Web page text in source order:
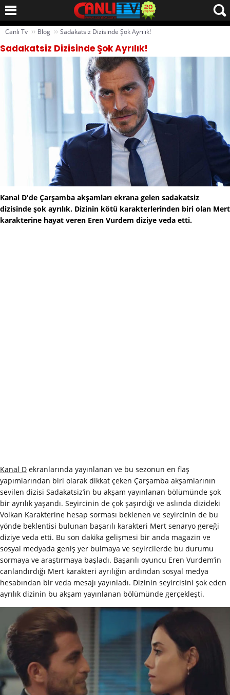
Canlı Tv ›› Blog ›› Sadakatsiz Dizisinde Şok Ayrılık!
Sadakatsiz Dizisinde Şok Ayrılık!
Kanal D'de Çarşamba akşamları ekrana gelen sadakatsiz
dizisinde şok ayrılık. Dizinin kötü karakterlerinden biri olan Mert
karakterine hayat veren Eren Vurdem diziye veda etti.
Kanal D ekranlarında yayınlanan ve bu sezonun en flaş
yapımlarından biri olarak dikkat çeken Çarşamba akşamlarının
sevilen dizisi Sadakatsiz’in bu akşam yayınlanan bölümünde şok
bir ayrılık yaşandı. Seyircinin de çok şaşırdığı ve aslında dizideki
Volkan Karakterine hesap sorması beklenen ve seyircinin de bu
yönde beklentisi bulunan başarılı karakteri Mert senaryo gereği
diziye veda etti. Bu son dakika gelişmesi bir anda magazin ve
sosyal medyada geniş yer bulmaya ve seyircilerde bu durumu
sormaya ve araştırmaya başladı. Başarılı oyuncu Eren Vurdem’in
canlandırdığı Mert karakteri ayrılığın ardından sosyal medya
hesabından bir veda mesajı yayınladı. Dizinin seyircisini şok eden
ayrılık dizinin bu akşam yayınlanan bölümünde gerçekleşti.